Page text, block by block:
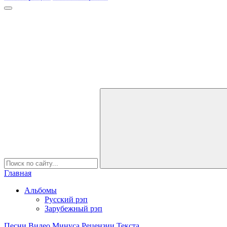
Главная
Альбомы
Русский рэп
Зарубежный рэп